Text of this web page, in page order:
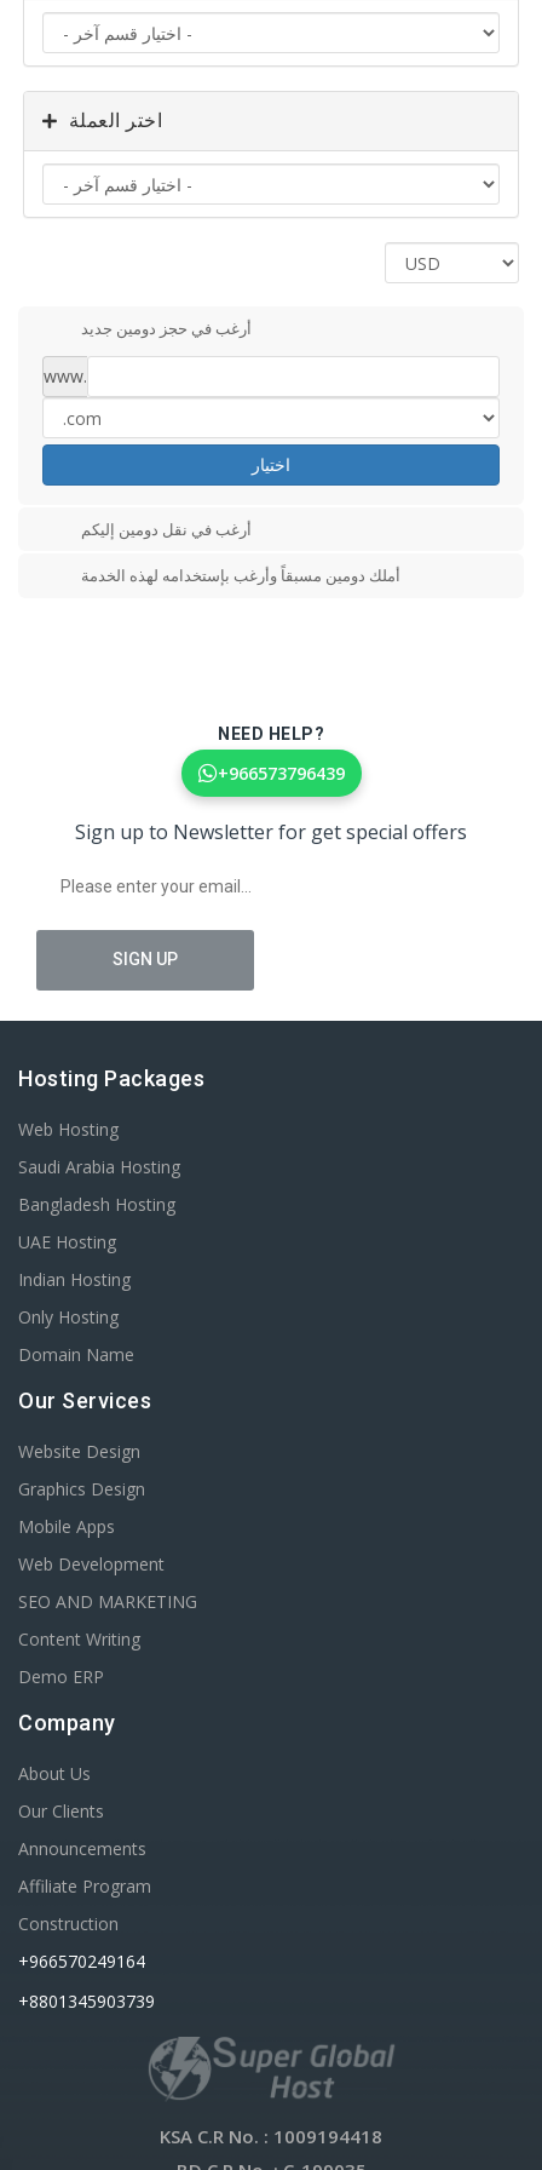
اختر العملة
أرغب في حجز دومين جديد
www.
اختيار
أرغب في نقل دومين إليكم
أملك دومين مسبقاً وأرغب بإستخدامه لهذه الخدمة
NEED HELP?
+966573796439
Sign up to Newsletter for get special offers
Hosting Packages
Web Hosting
Saudi Arabia Hosting
Bangladesh Hosting
UAE Hosting
Indian Hosting
Only Hosting
Domain Name
Our Services
Website Design
Graphics Design
Mobile Apps
Web Development
SEO AND MARKETING
Content Writing
Demo ERP
Company
About Us
Our Clients
Announcements
Affiliate Program
Construction
+966570249164
+8801345903739
KSA C.R No. : 1009194418